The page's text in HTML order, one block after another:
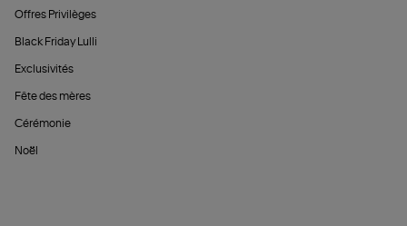
Offres Privilèges
Black Friday Lulli
Exclusivités
Fête des mères
Cérémonie
Noël